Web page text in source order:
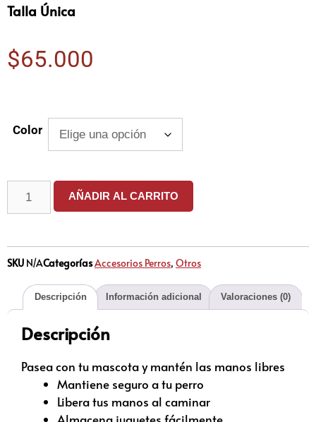
Talla Única
$65.000
Color
AÑADIR AL CARRITO
SKU N/ACategoríasAccesorios Perros, Otros
Descripción Información adicional Valoraciones (0)
Descripción
Pasea con tu mascota y mantén las manos libres
Mantiene seguro a tu perro
Libera tus manos al caminar